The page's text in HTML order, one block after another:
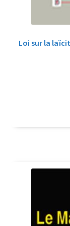
Loi sur la